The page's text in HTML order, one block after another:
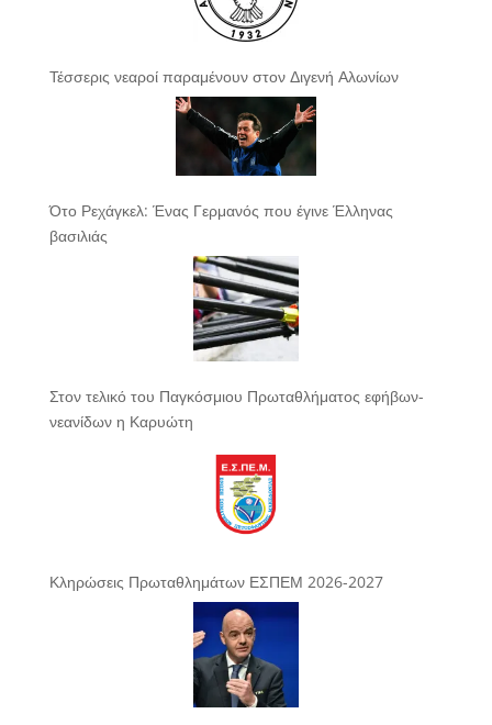
Τέσσερις νεαροί παραμένουν στον Διγενή Αλωνίων
Ότο Ρεχάγκελ: Ένας Γερμανός που έγινε Έλληνας
βασιλιάς
Στον τελικό του Παγκόσμιου Πρωταθλήματος εφήβων-
νεανίδων η Καρυώτη
Κληρώσεις Πρωταθλημάτων ΕΣΠΕΜ 2026-2027